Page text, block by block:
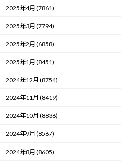
2025年4月 (7861)
2025年3月 (7794)
2025年2月 (6858)
2025年1月 (8451)
2024年12月 (8754)
2024年11月 (8419)
2024年10月 (8836)
2024年9月 (8567)
2024年8月 (8605)